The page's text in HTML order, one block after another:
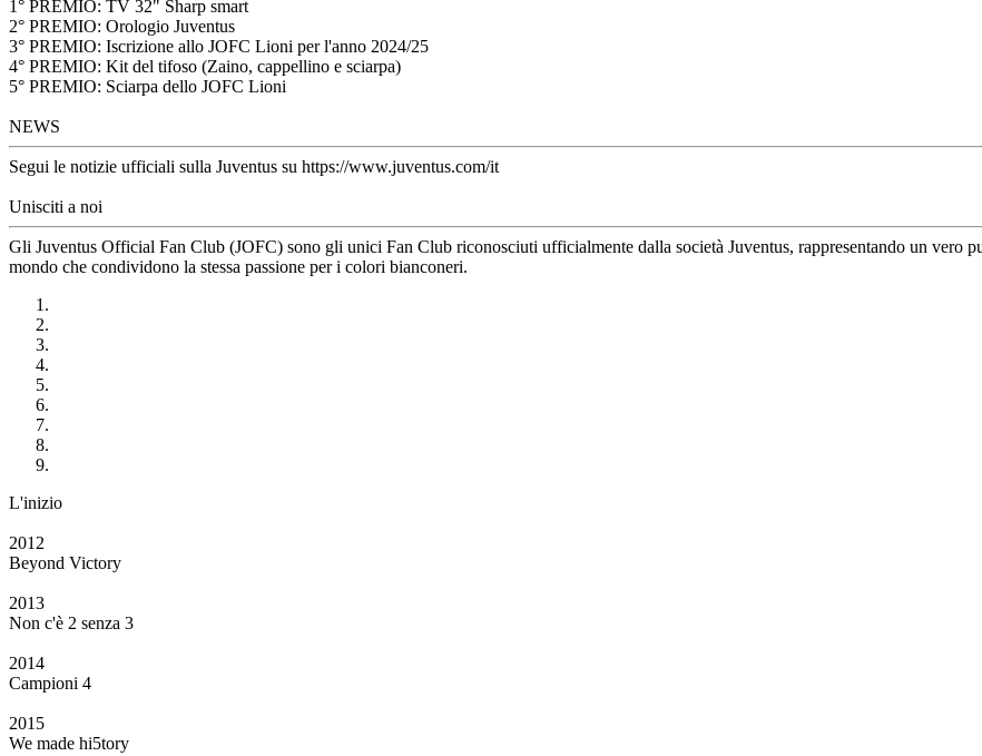
1° PREMIO: TV 32" Sharp smart
2° PREMIO: Orologio Juventus
3° PREMIO: Iscrizione allo JOFC Lioni per l'anno 2024/25
4° PREMIO: Kit del tifoso (Zaino, cappellino e sciarpa)
5° PREMIO: Sciarpa dello JOFC Lioni
NEWS
Segui le notizie ufficiali sulla Juventus su https://www.juventus.com/it
Unisciti a noi
Gli Juventus Official Fan Club (JOFC) sono gli unici Fan Club riconosciuti ufficialmente dalla società Juventus, rappresentando un vero
mondo che condividono la stessa passione per i colori bianconeri.
L'inizio
2012
Beyond Victory
2013
Non c'è 2 senza 3
2014
Campioni 4
2015
We made hi5tory